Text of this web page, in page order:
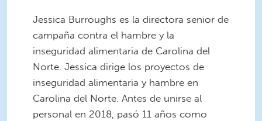
Jessica Burroughs es la directora senior de
campaña contra el hambre y la
inseguridad alimentaria de Carolina del
Norte. Jessica dirige los proyectos de
inseguridad alimentaria y hambre en
Carolina del Norte. Antes de unirse al
personal en 2018, pasó 11 años como